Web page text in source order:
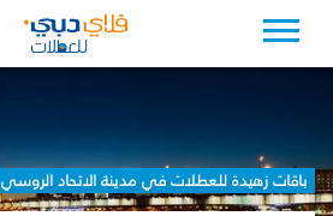
باقات زهيدة للعطلات في مدينة الاتحاد الروسي